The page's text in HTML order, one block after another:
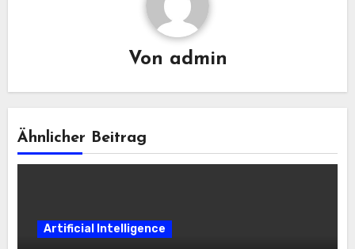
Von admin
Ähnlicher Beitrag
Artificial Intelligence